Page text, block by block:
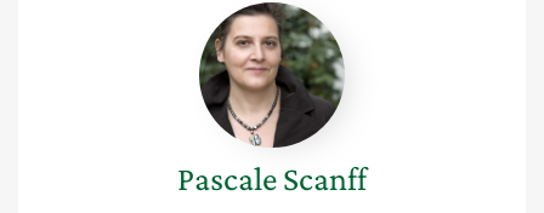
Pascale
Scanff
PascaleScanff